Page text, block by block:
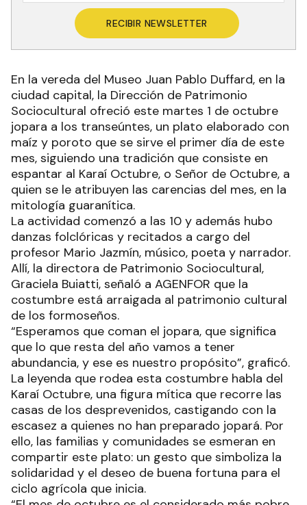
RECIBIR NEWSLETTER
En la vereda del Museo Juan Pablo Duffard, en la
ciudad capital, la Dirección de Patrimonio
Sociocultural ofreció este martes 1 de octubre
jopara a los transeúntes, un plato elaborado con
maíz y poroto que se sirve el primer día de este
mes, siguiendo una tradición que consiste en
espantar al Karaí Octubre, o Señor de Octubre, a
quien se le atribuyen las carencias del mes, en la
mitología guaranítica.
La actividad comenzó a las 10 y además hubo
danzas folclóricas y recitados a cargo del
profesor Mario Jazmín, músico, poeta y narrador.
Allí, la directora de Patrimonio Sociocultural,
Graciela Buiatti, señaló a AGENFOR que la
costumbre está arraigada al patrimonio cultural
de los formoseños.
“Esperamos que coman el jopara, que significa
que lo que resta del año vamos a tener
abundancia, y ese es nuestro propósito”, graficó.
La leyenda que rodea esta costumbre habla del
Karaí Octubre, una figura mítica que recorre las
casas de los desprevenidos, castigando con la
escasez a quienes no han preparado jopará. Por
ello, las familias y comunidades se esmeran en
compartir este plato: un gesto que simboliza la
solidaridad y el deseo de buena fortuna para el
ciclo agrícola que inicia.